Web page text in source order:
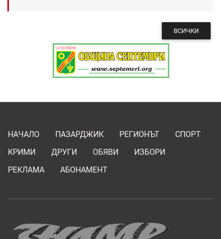
ВСИЧКИ
НАЧАЛО ПАЗАРДЖИК РЕГИОНЪТ
СПОРТ
КРИМИ
ДРУГИ ОБЯВИ
ИЗБОРИ
РЕКЛАМА
АБОНАМЕНТ